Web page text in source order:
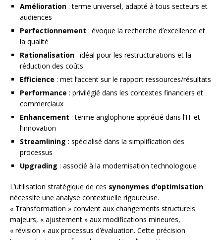
Amélioration : terme universel, adapté à tous secteurs et
audiences
Perfectionnement : évoque la recherche d’excellence et
la qualité
Rationalisation : idéal pour les restructurations et la
réduction des coûts
Efficience : met l’accent sur le rapport ressources/résultats
Performance : privilégié dans les contextes financiers et
commerciaux
Enhancement : terme anglophone apprécié dans l’IT et
l’innovation
Streamlining : spécialisé dans la simplification des
processus
Upgrading : associé à la modernisation technologique
L’utilisation stratégique de ces synonymes d’optimisation
nécessite une analyse contextuelle rigoureuse.
« Transformation » convient aux changements structurels
majeurs, « ajustement » aux modifications mineures,
« révision » aux processus d’évaluation. Cette précision